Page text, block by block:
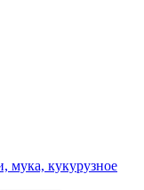
мука, кукурузное